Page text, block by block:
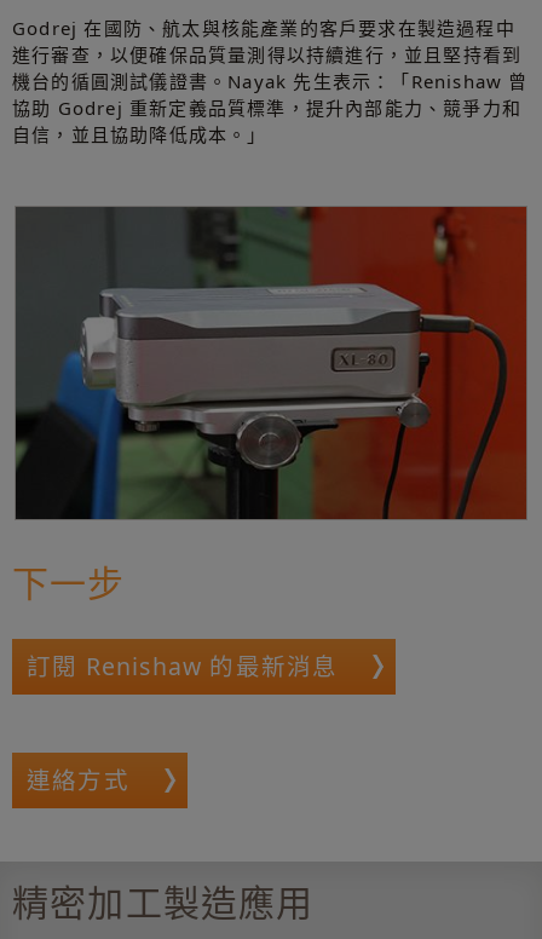
Godrej 在國防、航太與核能產業的客戶要求在製造過程中
進行審查，以便確保品質量測得以持續進行，並且堅持看到
機台的循圓測試儀證書。Nayak 先生表示：「Renishaw 曾
協助 Godrej 重新定義品質標準，提升內部能力、競爭力和
自信，並且協助降低成本。」
下一步
訂閱 Renishaw 的最新消息
連絡方式
精密加工製造應用